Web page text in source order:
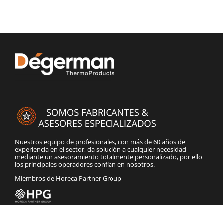
Nuestros equipo de profesionales, con más de 60 años de
experiencia en el sector, da solución a cualquier necesidad
mediante un asesoramiento totalmente personalizado, por ello
los principales operadores confían en nosotros.
Miembros de Horeca Partner Group